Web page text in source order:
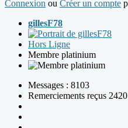
Connexion ou Créer un compte
gillesF78
Hors Ligne
Membre platinium
Messages : 8103
Remerciements reçus 2420